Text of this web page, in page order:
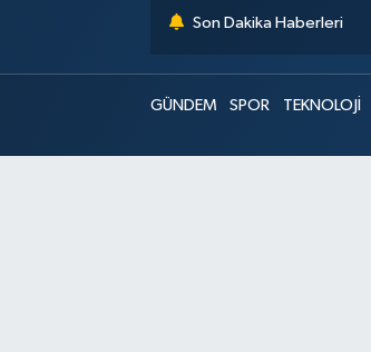
Son Dakika Haberleri
GÜNDEM SPOR TEKNOLOJİ